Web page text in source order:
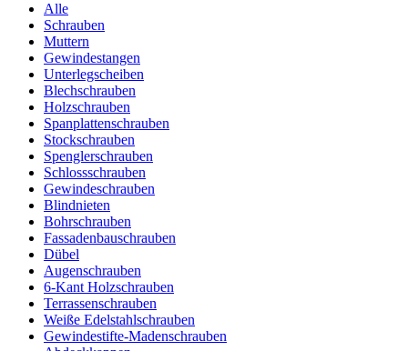
Alle
Schrauben
Muttern
Gewindestangen
Unterlegscheiben
Blechschrauben
Holzschrauben
Spanplattenschrauben
Stockschrauben
Spenglerschrauben
Schlossschrauben
Gewindeschrauben
Blindnieten
Bohrschrauben
Fassadenbauschrauben
Dübel
Augenschrauben
6-Kant Holzschrauben
Terrassenschrauben
Weiße Edelstahlschrauben
Gewindestifte-Madenschrauben